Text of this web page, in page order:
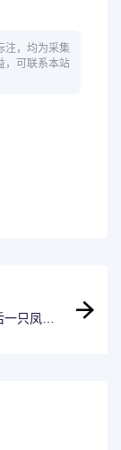
注，均为采集
，可联系本站
一只凤凰